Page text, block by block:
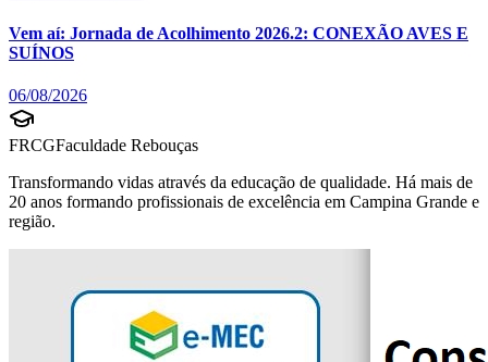
Vem aí: Jornada de Acolhimento 2026.2: CONEXÃO AVES E
SUÍNOS
06/08/2026
FRCGFaculdade Rebouças
Transformando vidas através da educação de qualidade. Há mais de
20 anos formando profissionais de excelência em Campina Grande e
região.